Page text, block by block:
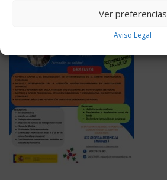
Ver preferencias
Aviso Legal